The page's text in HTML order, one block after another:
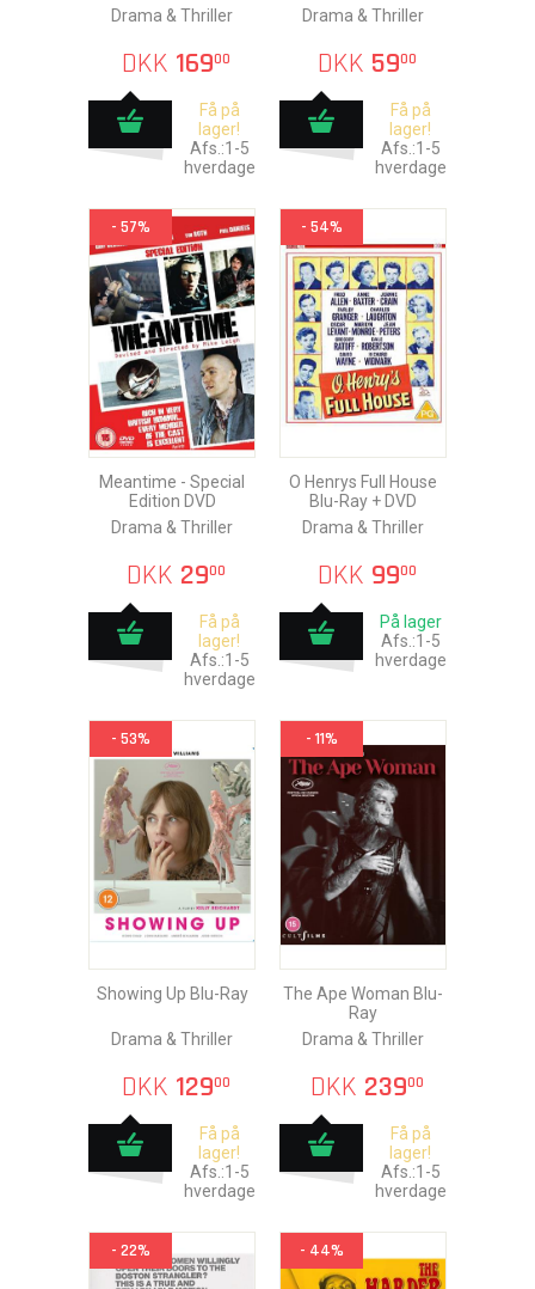
Drama & Thriller
DKK 16900
Få på
lager!
Afs.:1-5
hverdage
Drama & Thriller
DKK 5900
Få på
lager!
Afs.:1-5
hverdage
- 57%
Meantime - Special
Edition DVD
Drama & Thriller
DKK 2900
Få på
lager!
Afs.:1-5
hverdage
- 54%
O Henrys Full House
Blu-Ray + DVD
Drama & Thriller
DKK 9900
På lager
Afs.:1-5
hverdage
- 53%
Showing Up Blu-Ray
Drama & Thriller
DKK 12900
Få på
lager!
Afs.:1-5
hverdage
- 11%
The Ape Woman Blu-
Ray
Drama & Thriller
DKK 23900
Få på
lager!
Afs.:1-5
hverdage
- 22% - 44%